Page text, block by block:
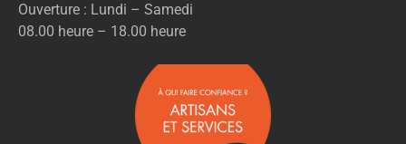
Ouverture : Lundi – Samedi
08.00 heure – 18.00 heure